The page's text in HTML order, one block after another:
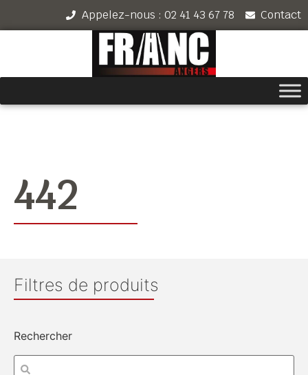
Appelez-nous : 02 41 43 67 78 Contact
442
Filtres de produits
Rechercher